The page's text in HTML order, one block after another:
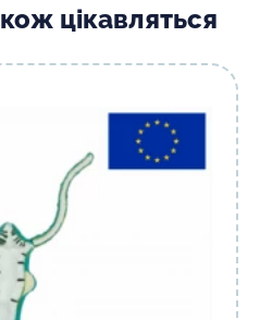
цікавляться